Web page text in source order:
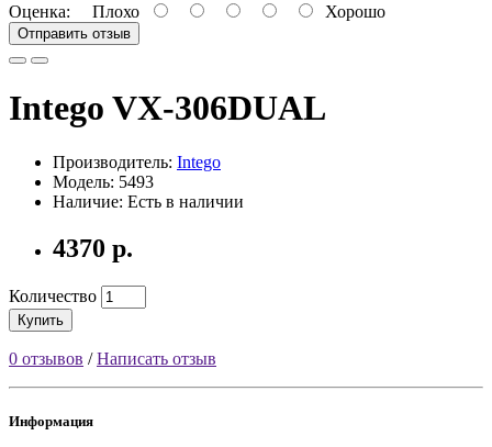
Оценка: Плохо Хорошо
Отправить отзыв
Intego VX-306DUAL
Производитель: Intego
Модель: 5493
Наличие: Есть в наличии
4370 р.
Количество
Купить
0 отзывов /Написать отзыв
Информация